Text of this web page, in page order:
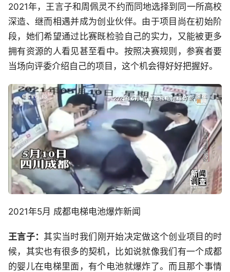
2021年，王言子和周佩灵不约而同地选择到同一所高校
深造、继而相遇并成为创业伙伴。由于项目尚在初始阶
段，她们希望通过比赛既检验自己的实力，又能被更多
拥有资源的人看见甚至看中。按照决赛规则，参赛者要
当场向评委介绍自己的项目，这个机会得好好把握好。
2021年5月 成都电梯电池爆炸新闻
王言子： 其实当时我们刚开始决定做这个创业项目的时
候，其实也有很多的契机，比如说就像我们有一个成都
的婴儿在电梯里面，有个电池就爆炸了。而且那个事情